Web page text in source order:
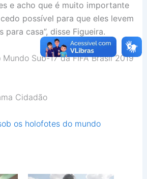
e acho que é muito importante
possível para que eles levem
para casa”, disse Figueira.
Sub-17 da FIFA Brasil 2019
Cidadão
os holofotes do mundo